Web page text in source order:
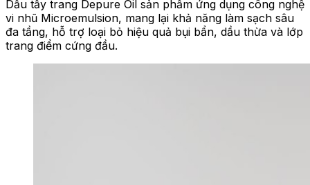
Dầu tẩy trang Depure Oil sản phẩm ứng dụng công nghệ
vi nhũ Microemulsion, mang lại khả năng làm sạch sâu
đa tầng, hỗ trợ loại bỏ hiệu quả bụi bẩn, dầu thừa và lớp
trang điểm cứng đầu.